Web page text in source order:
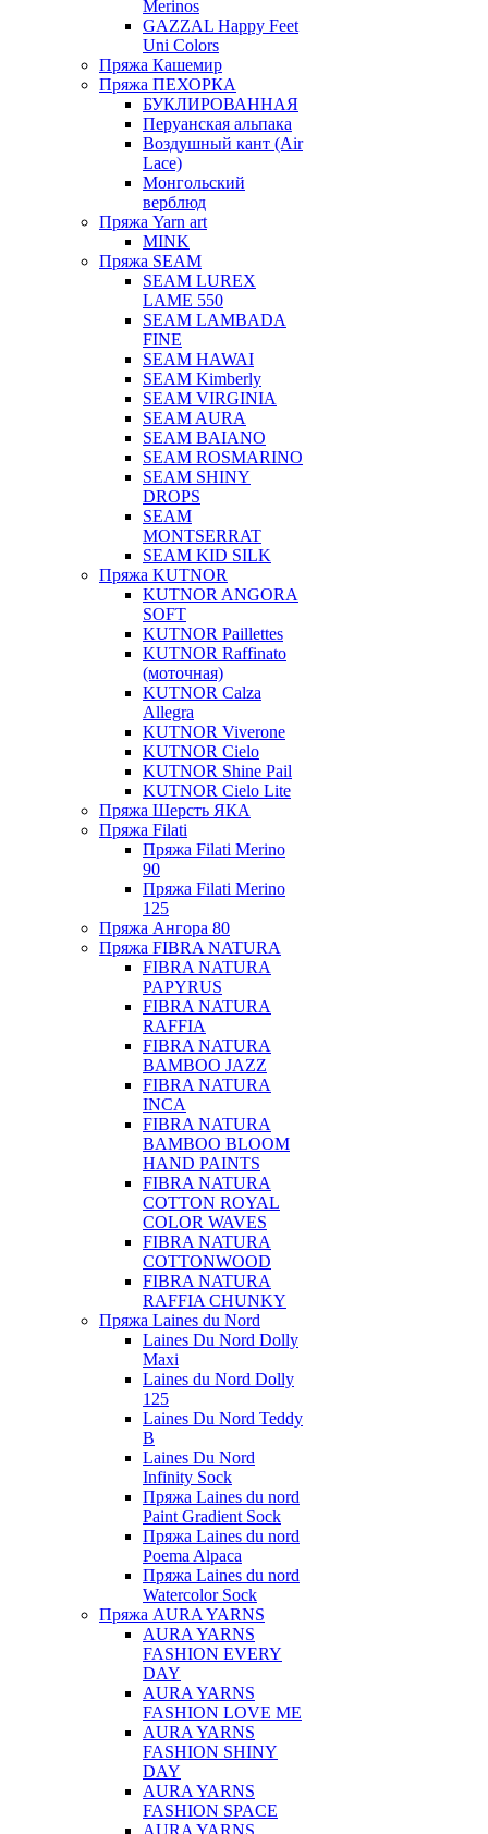
Merinos
GAZZAL Happy Feet
Uni Colors
Пряжа Кашемир
Пряжа ПЕХОРКА
БУКЛИРОВАННАЯ
Перуанская альпака
Воздушный кант (Air
Lace)
Монгольский
верблюд
Пряжа Yarn art
MINK
Пряжа SEAM
SEAM LUREX
LAME 550
SEAM LAMBADA
FINE
SEAM HAWAI
SEAM Kimberly
SEAM VIRGINIA
SEAM AURA
SEAM BAIANO
SEAM ROSMARINO
SEAM SHINY
DROPS
SEAM
MONTSERRAT
SEAM KID SILK
Пряжа KUTNOR
KUTNOR ANGORA
SOFT
KUTNOR Paillettes
KUTNOR Raffinato
(моточная)
KUTNOR Calza
Allegra
KUTNOR Viverone
KUTNOR Cielo
KUTNOR Shine Pail
KUTNOR Cielo Lite
Пряжа Шерсть ЯКА
Пряжа Filati
Пряжа Filati Merino
90
Пряжа Filati Merino
125
Пряжа Ангора 80
Пряжа FIBRA NATURA
FIBRA NATURA
PAPYRUS
FIBRA NATURA
RAFFIA
FIBRA NATURA
BAMBOO JAZZ
FIBRA NATURA
INCA
FIBRA NATURA
BAMBOO BLOOM
HAND PAINTS
FIBRA NATURA
COTTON ROYAL
COLOR WAVES
FIBRA NATURA
COTTONWOOD
FIBRA NATURA
RAFFIA CHUNKY
Пряжа Laines du Nord
Laines Du Nord Dolly
Maxi
Laines du Nord Dolly
125
Laines Du Nord Teddy
B
Laines Du Nord
Infinity Sock
Пряжа Laines du nord
Paint Gradient Sock
Пряжа Laines du nord
Poema Alpaca
Пряжа Laines du nord
Watercolor Sock
Пряжа AURA YARNS
AURA YARNS
FASHION EVERY
DAY
AURA YARNS
FASHION LOVE ME
AURA YARNS
FASHION SHINY
DAY
AURA YARNS
FASHION SPACE
AURA YARNS